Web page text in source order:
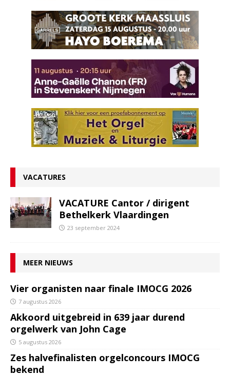
VACATURES
VACATURE Cantor / dirigent
Bethelkerk Vlaardingen
23 september 2024
MEER NIEUWS
Vier organisten naar finale IMOCG 2026
7 augustus 2026
Akkoord uitgebreid in 639 jaar durend
orgelwerk van John Cage
5 augustus 2026
Zes halvefinalisten orgelconcours IMOCG
bekend